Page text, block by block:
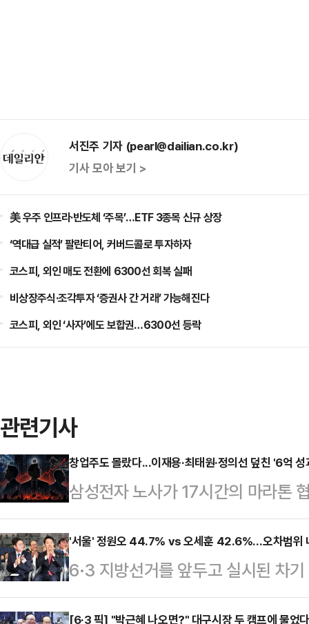
서진주 기자 (pearl@dailian.co.kr)
기사 모아 보기 >
美 우주 인프라·반도체 ‘주목’…ETF 3종목 신규 상장
‘역대급 실적’ 팔란티어, 커버드콜로 투자하자
코스피, 외인 매도 전환에 6300선 회복 실패
비상장주식·조각투자 ‘증권사 간 거래’ 가능해진다
코스피, 외인 ‘사자’에도 보합권…6300선 등락
관련기사
창업주도 몰랐다...이재용·최태원·정의선 덮친 '6억
삼성전자 노사가 17시간의 마라톤
다. 오는 21일 총파업이 현실화될
째 파업이라는 가시밭길을 걷게 된
상상조차 못 했던 ‘순이익 30% 성
는 이미 ‘영업이익 10%, 상한 없는
'서울' 정원오 44.7% vs 오세훈 42.6%…오차범위
6·3 지방선거를 앞두고 실시된 차
어민주당 예비후보가 44.7%, 오세
[6·3 픽] "박근혜 나오면?" 대구시장 두 캠프에 물었